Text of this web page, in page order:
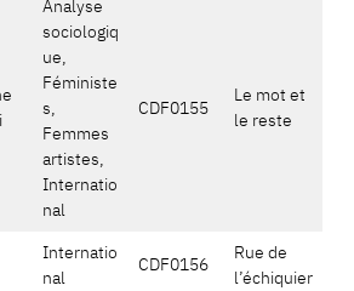
Analyse
sociologiq
ue,
Féministe
s,
Femmes
artistes,
Internatio
nal
CDF0155
Le mot et
le reste
Internatio
nal
CDF0156
Rue de
l’échiquier